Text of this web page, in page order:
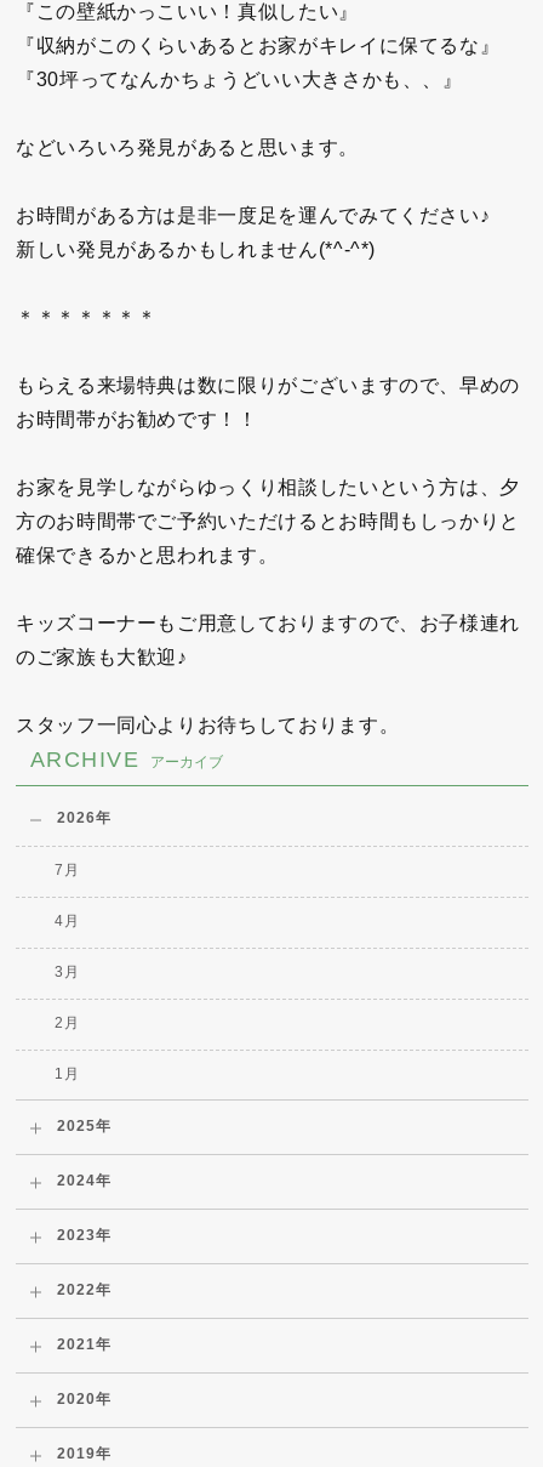
『この壁紙かっこいい！真似したい』
『収納がこのくらいあるとお家がキレイに保てるな』
『30坪ってなんかちょうどいい大きさかも、、』
などいろいろ発見があると思います。
お時間がある方は是非一度足を運んでみてください♪
新しい発見があるかもしれません(*^-^*)
＊＊＊＊＊＊＊
もらえる来場特典は数に限りがございますので、早めの
お時間帯がお勧めです！！
お家を見学しながらゆっくり相談したいという方は、夕
方のお時間帯でご予約いただけるとお時間もしっかりと
確保できるかと思われます。
キッズコーナーもご用意しておりますので、お子様連れ
のご家族も大歓迎♪
スタッフ一同心よりお待ちしております。
ARCHIVE アーカイブ
2026年
7月
4月
3月
2月
1月
2025年
2024年
2023年
2022年
2021年
2020年
2019年